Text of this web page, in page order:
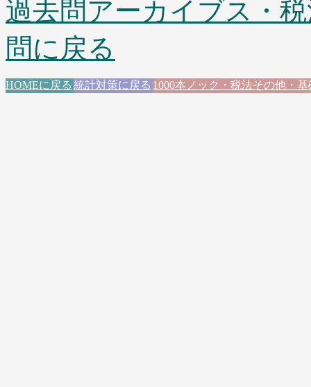
過去問アーカイブス・
問に戻る
HOMEに戻る 統計対策に戻る 1000本ノック・税法その他・